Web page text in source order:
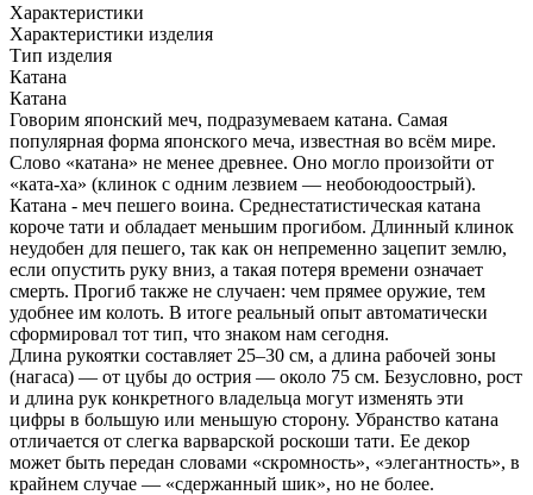
Характеристики
Характеристики изделия
Тип изделия
Катана
Катана
Говорим японский меч, подразумеваем катана. Самая
популярная форма японского меча, известная во всём мире.
Слово «катана» не менее древнее. Оно могло произойти от
«ката-ха» (клинок с одним лезвием — необоюдоострый).
Катана - меч пешего воина. Среднестатистическая катана
короче тати и обладает меньшим прогибом. Длинный клинок
неудобен для пешего, так как он непременно зацепит землю,
если опустить руку вниз, а такая потеря времени означает
смерть. Прогиб также не случаен: чем прямее оружие, тем
удобнее им колоть. В итоге реальный опыт автоматически
сформировал тот тип, что знаком нам сегодня.
Длина рукоятки составляет 25–30 см, а длина рабочей зоны
(нагаса) — от цубы до острия — около 75 см. Безусловно, рост
и длина рук конкретного владельца могут изменять эти
цифры в большую или меньшую сторону. Убранство катана
отличается от слегка варварской роскоши тати. Ее декор
может быть передан словами «скромность», «элегантность», в
крайнем случае — «сдержанный шик», но не более.